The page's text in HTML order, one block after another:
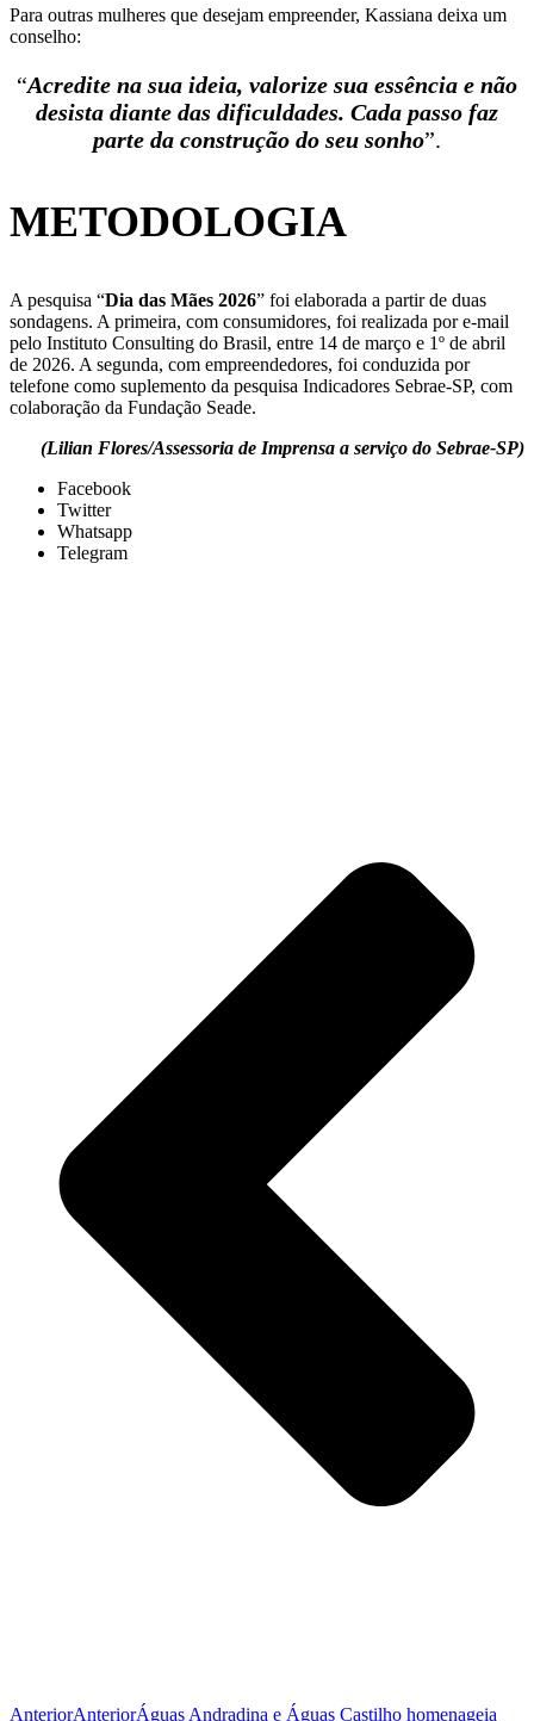
Para outras mulheres que desejam empreender, Kassiana deixa um
conselho:
“Acredite na sua ideia, valorize sua essência e não
desista diante das dificuldades. Cada passo faz
parte da construção do seu sonho”.
METODOLOGIA
A pesquisa “Dia das Mães 2026” foi elaborada a partir de duas
sondagens. A primeira, com consumidores, foi realizada por e-mail
pelo Instituto Consulting do Brasil, entre 14 de março e 1º de abril
de 2026. A segunda, com empreendedores, foi conduzida por
telefone como suplemento da pesquisa Indicadores Sebrae-SP, com
colaboração da Fundação Seade.
(Lilian Flores/Assessoria de Imprensa a serviço do Sebrae-SP)
Facebook
Twitter
Whatsapp
Telegram
AnteriorAnteriorÁguas Andradina e Águas Castilho homenageia